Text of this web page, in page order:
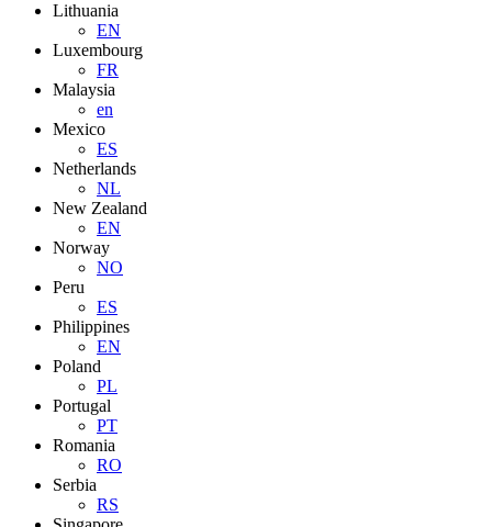
Lithuania
EN
Luxembourg
FR
Malaysia
en
Mexico
ES
Netherlands
NL
New Zealand
EN
Norway
NO
Peru
ES
Philippines
EN
Poland
PL
Portugal
PT
Romania
RO
Serbia
RS